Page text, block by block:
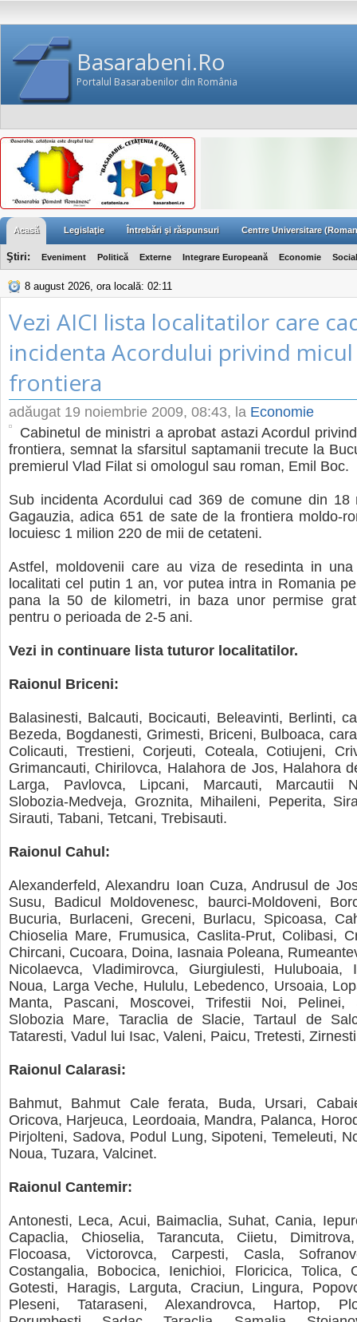
Basarabeni.Ro
Portalul Basarabenilor din România
Acasă Legislaţie Întrebări şi răspunsuri Centre Universitare
Ştiri: Eveniment Politică Externe Integrare Europeană Economie Social
8 august 2026, ora locală: 02:11
Vezi AICI lista localitatilor care
incidenta Acordului privind
frontiera
adăugat 19 noiembrie 2009, 08:43, la Economie
Cabinetul de ministri a aprobat astazi Acordul
frontiera, semnat la sfarsitul saptamanii trecute la
premierul Vlad Filat si omologul sau roman, Emil Boc.
Sub incidenta Acordului cad 369 de comune din 18
Gagauzia, adica 651 de sate de la frontiera moldo-
locuiesc 1 milion 220 de mii de cetateni.
Astfel, moldovenii care au viza de resedinta in
localitati cel putin 1 an, vor putea intra in Romania
pana la 50 de kilometri, in baza unor permise
pentru o perioada de 2-5 ani.
Vezi in continuare lista tuturor localitatilor.
Raionul Briceni:
Balasinesti, Balcauti, Bocicauti, Beleavinti, Berlinti,
Bezeda, Bogdanesti, Grimesti, Briceni, Bulboaca,
Colicauti, Trestieni, Corjeuti, Coteala, Cotiujeni,
Grimancauti, Chirilovca, Halahora de Jos, Halahora
Larga, Pavlovca, Lipcani, Marcauti, Marcautii
Slobozia-Medveja, Groznita, Mihaileni, Peperita,
Sirauti, Tabani, Tetcani, Trebisauti.
Raionul Cahul:
Alexanderfeld, Alexandru Ioan Cuza, Andrusul de
Susu, Badicul Moldovenesc, baurci-Moldoveni,
Bucuria, Burlaceni, Greceni, Burlacu, Spicoasa,
Chioselia Mare, Frumusica, Caslita-Prut, Colibasi,
Chircani, Cucoara, Doina, Iasnaia Poleana,
Nicolaevca, Vladimirovca, Giurgiulesti, Huluboaia,
Noua, Larga Veche, Hululu, Lebedenco, Ursoaia,
Manta, Pascani, Moscovei, Trifestii Noi, Pelinei,
Slobozia Mare, Taraclia de Slacie, Tartaul de
Tataresti, Vadul lui Isac, Valeni, Paicu, Tretesti,
Raionul Calarasi:
Bahmut, Bahmut Cale ferata, Buda, Ursari,
Oricova, Harjeuca, Leordoaia, Mandra, Palanca,
Pirjolteni, Sadova, Podul Lung, Sipoteni, Temeleuti,
Noua, Tuzara, Valcinet.
Raionul Cantemir:
Antonesti, Leca, Acui, Baimaclia, Suhat, Cania,
Capaclia, Chioselia, Tarancuta, Ciietu,
Flocoasa, Victorovca, Carpesti, Casla,
Costangalia, Bobocica, Ienichioi, Floricica, Tolica,
Gotesti, Haragis, Larguta, Craciun, Lingura,
Pleseni, Tataraseni, Alexandrovca, Hartop,